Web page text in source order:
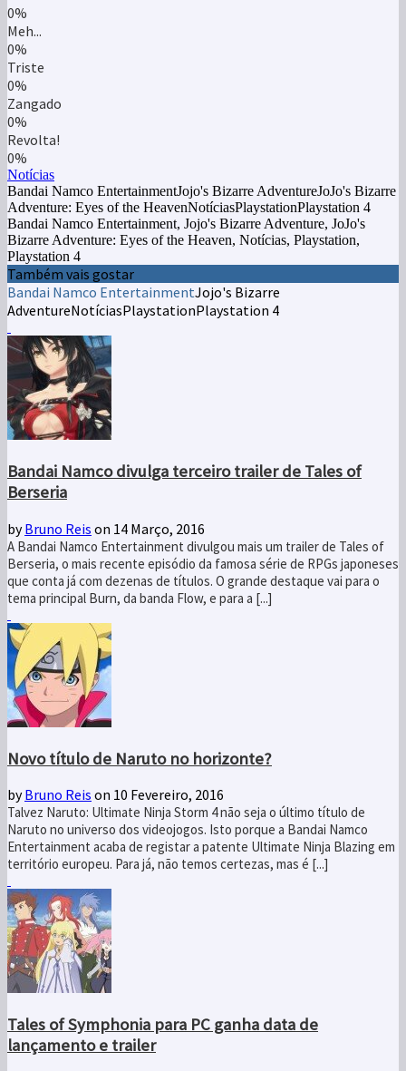
0%
Meh...
0%
Triste
0%
Zangado
0%
Revolta!
0%
Notícias
Bandai Namco EntertainmentJojo's Bizarre AdventureJoJo's Bizarre
Adventure: Eyes of the HeavenNotíciasPlaystationPlaystation 4
Bandai Namco Entertainment, Jojo's Bizarre Adventure, JoJo's
Bizarre Adventure: Eyes of the Heaven, Notícias, Playstation,
Playstation 4
Também vais gostar
Bandai Namco EntertainmentJojo's Bizarre
AdventureNotíciasPlaystationPlaystation 4
Bandai Namco divulga terceiro trailer de Tales of
Berseria
byBruno Reis on 14 Março, 2016
A Bandai Namco Entertainment divulgou mais um trailer de Tales of
Berseria, o mais recente episódio da famosa série de RPGs japoneses
que conta já com dezenas de títulos. O grande destaque vai para o
tema principal Burn, da banda Flow, e para a [...]
Novo título de Naruto no horizonte?
byBruno Reis on 10 Fevereiro, 2016
Talvez Naruto: Ultimate Ninja Storm 4 não seja o último título de
Naruto no universo dos videojogos. Isto porque a Bandai Namco
Entertainment acaba de registar a patente Ultimate Ninja Blazing em
território europeu. Para já, não temos certezas, mas é [...]
Tales of Symphonia para PC ganha data de
lançamento e trailer